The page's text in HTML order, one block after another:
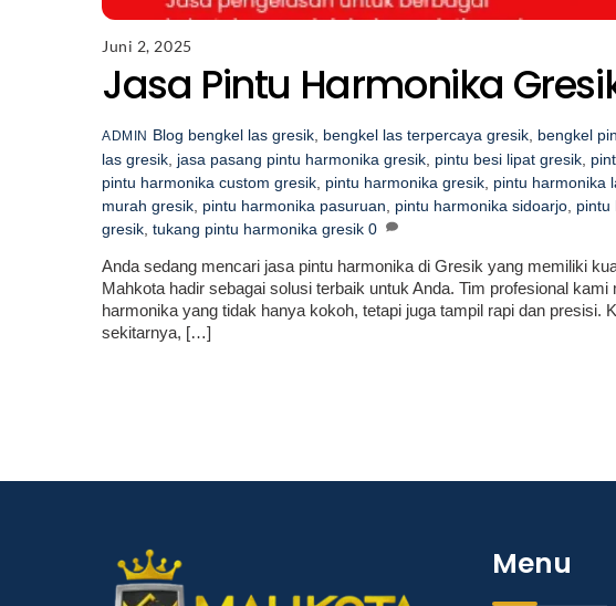
Juni 2, 2025
Jasa Pintu Harmonika
ADMIN Blog bengkel las gresik bengkel las terpercaya gresik bengkel
las gresik jasa pasang pintu harmonika gresik pintu besi lipat gresik
pintu harmonika custom gresik pintu harmonika gresik pintu harmonika
murah gresik pintu harmonika pasuruan pintu harmonika sidoarjo pintu
gresik tukang pintu harmonika gresik 0
Anda sedang mencari jasa pintu harmonika di Gresik yang memiliki
Mahkota hadir sebagai solusi terbaik untuk Anda. Tim profesional
harmonika yang tidak hanya kokoh, tetapi juga tampil rapi dan presisi.
sekitarnya, […]
Menu